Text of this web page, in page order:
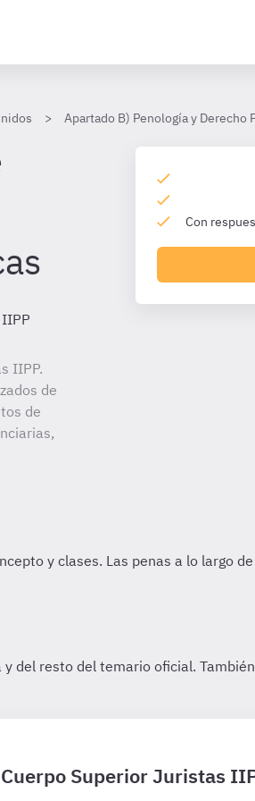
Apartado B) Penología y Derecho
IIPP.
de
de
Con
Superior Juristas